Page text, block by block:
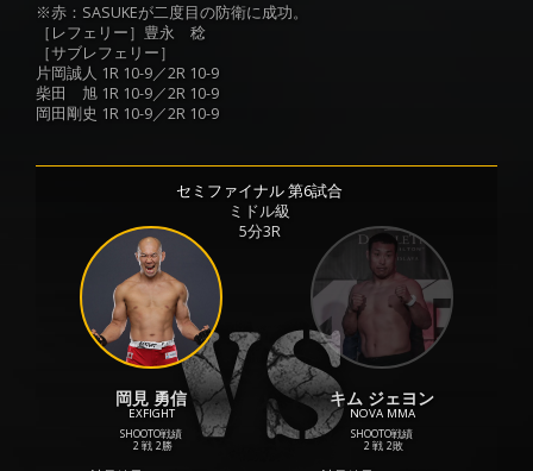
※赤：SASUKEが二度目の防衛に成功。
［レフェリー］豊永 稔
［サブレフェリー］
片岡誠人 1R 10-9／2R 10-9
柴田 旭 1R 10-9／2R 10-9
岡田剛史 1R 10-9／2R 10-9
セミファイナル 第6試合
ミドル級
5分3R
岡見 勇信
EXFIGHT
SHOOTO戦績
2 戦 2勝
キム ジェヨン
NOVA MMA
SHOOTO戦績
2 戦 2敗